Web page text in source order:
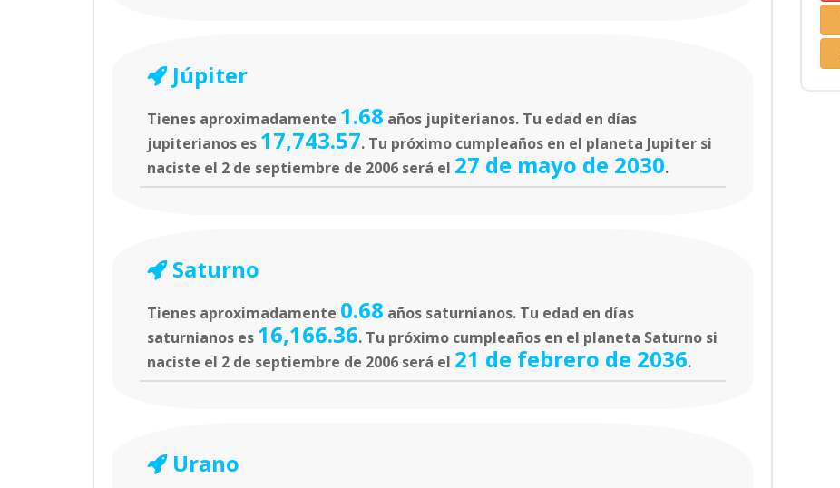
Júpiter
Tienes aproximadamente 1.68 años jupiterianos. Tu edad en días
jupiterianos es 17,743.57. Tu próximo cumpleaños en el planeta Jupiter si
naciste el 2 de septiembre de 2006 será el 27 de mayo de 2030.
Saturno
Tienes aproximadamente 0.68 años saturnianos. Tu edad en días
saturnianos es 16,166.36. Tu próximo cumpleaños en el planeta Saturno si
naciste el 2 de septiembre de 2006 será el 21 de febrero de 2036.
Urano